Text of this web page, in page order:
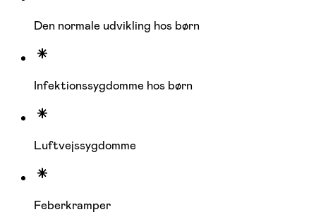
Den normale udvikling hos børn
Infektionssygdomme hos børn
Luftvejssygdomme
Feberkramper